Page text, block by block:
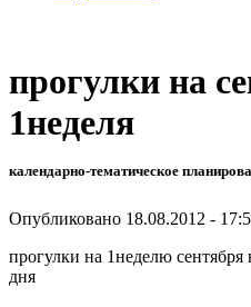
прогулки на
1неделя
календарно-тематическое
Опубликовано 18.08.2012 -
прогулки на 1неделю
дня